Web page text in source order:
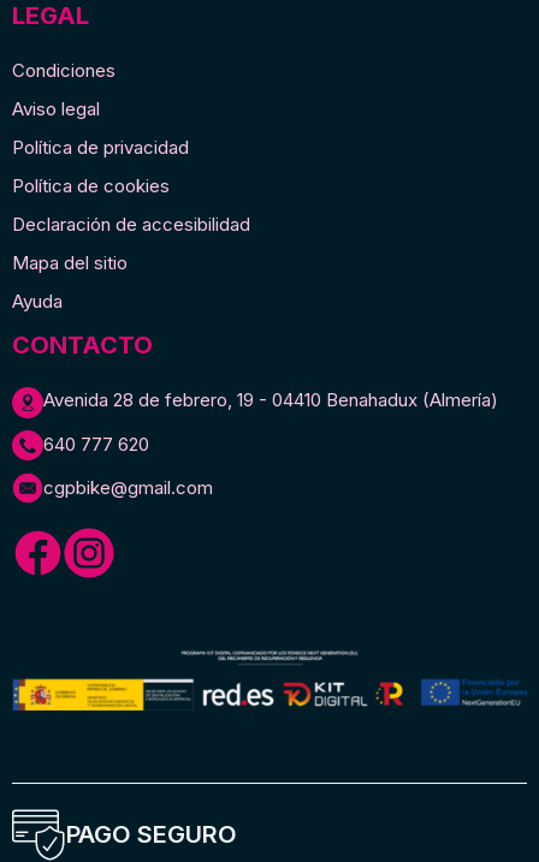
LEGAL
Condiciones
Aviso legal
Política de privacidad
Política de cookies
Declaración de accesibilidad
Mapa del sitio
Ayuda
CONTACTO
Avenida 28 de febrero, 19 - 04410 Benahadux (Almería)
640 777 620
cgpbike@gmail.com
PAGO SEGURO